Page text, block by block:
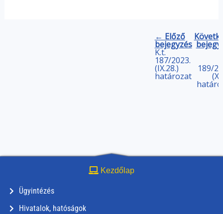
← Előző
bejegyzés
K.t.
187/2023.
(IX.28.)
határozat
189/
Kezdőlap
Ügyintézés
Hivatalok, hatóságok